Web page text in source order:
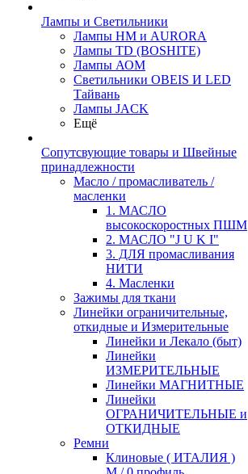
Лампы и Светильники
Лампы HM и AURORA
Лампы TD (BOSHITE)
Лампы АОМ
Светильники OBEIS И LED
Тайвань
Лампы JACK
Ещё
Сопутсвующие товары и Швейные
принадлежности
Масло / промасливатель /
масленки
1. МАСЛО
высокоскоростных ПШМ
2. МАСЛО "J U K I"
3. ДЛЯ промасливания
НИТИ
4. Масленки
Зажимы для ткани
Линейки ограничительные,
откидные и Измерительные
Линейки и Лекало (быт)
Линейки
ИЗМЕРИТЕЛЬНЫЕ
Линейки МАГНИТНЫЕ
Линейки
ОГРАНИЧИТЕЛЬНЫЕ и
ОТКИДНЫЕ
Ремни
Клиновые ( ИТАЛИЯ )